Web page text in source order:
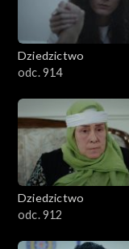
Dziedzictwo
odc. 914
Dziedzictwo
odc. 912